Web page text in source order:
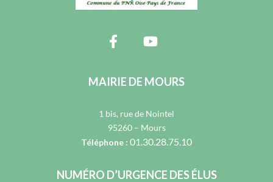
MAIRIE DE MOURS
1 bis, rue de Nointel
95260 – Mours
Téléphone : 01.30.28.75.10
NUMÉRO D’URGENCE DES ÉLUS